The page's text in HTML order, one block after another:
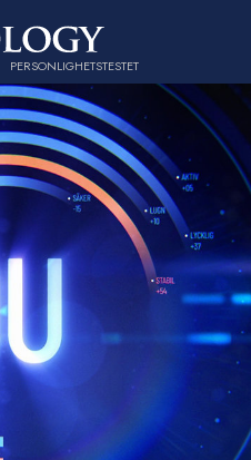
PERSONLIGHETSTESTET